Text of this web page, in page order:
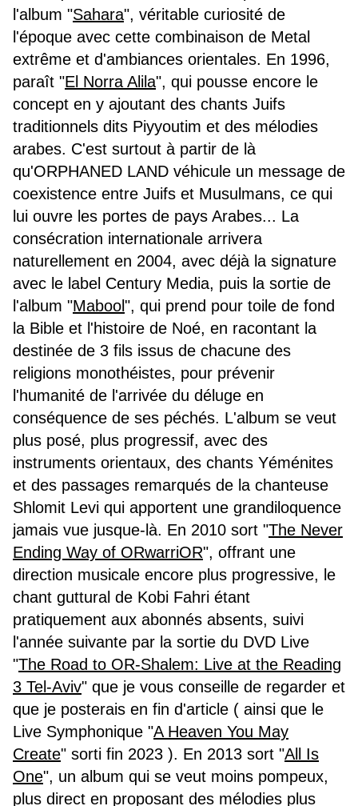
l'album "Sahara", véritable curiosité de
l'époque avec cette combinaison de Metal
extrême et d'ambiances orientales. En 1996,
paraît "El Norra Alila", qui pousse encore le
concept en y ajoutant des chants Juifs
traditionnels dits Piyyoutim et des mélodies
arabes. C'est surtout à partir de là
qu'ORPHANED LAND véhicule un message de
coexistence entre Juifs et Musulmans, ce qui
lui ouvre les portes de pays Arabes... La
consécration internationale arrivera
naturellement en 2004, avec déjà la signature
avec le label Century Media, puis la sortie de
l'album "Mabool", qui prend pour toile de fond
la Bible et l'histoire de Noé, en racontant la
destinée de 3 fils issus de chacune des
religions monothéistes, pour prévenir
l'humanité de l'arrivée du déluge en
conséquence de ses péchés. L'album se veut
plus posé, plus progressif, avec des
instruments orientaux, des chants Yéménites
et des passages remarqués de la chanteuse
Shlomit Levi qui apportent une grandiloquence
jamais vue jusque-là. En 2010 sort "The Never
Ending Way of ORwarriOR", offrant une
direction musicale encore plus progressive, le
chant guttural de Kobi Fahri étant
pratiquement aux abonnés absents, suivi
l'année suivante par la sortie du DVD Live
"The Road to OR-Shalem: Live at the Reading
3 Tel-Aviv" que je vous conseille de regarder et
que je posterais en fin d'article ( ainsi que le
Live Symphonique "A Heaven You May
Create" sorti fin 2023 ). En 2013 sort "All Is
One", un album qui se veut moins pompeux,
plus direct en proposant des mélodies plus